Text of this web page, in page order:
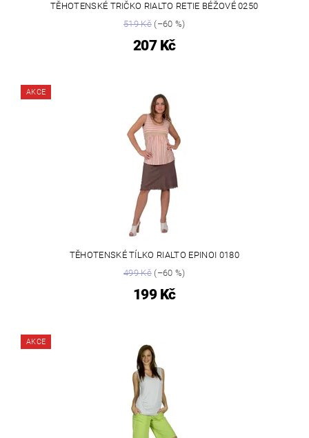
TĚHOTENSKÉ TRIČKO RIALTO RETIE BÉŽOVÉ 0250
519 Kč(–60 %)
207 Kč
AKCE
TĚHOTENSKÉ TÍLKO RIALTO EPINOI 0180
499 Kč(–60 %)
199 Kč
AKCE